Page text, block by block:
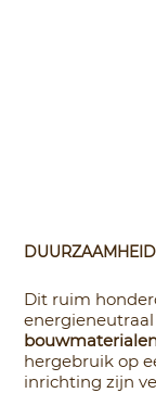
Dit ruim
hergebruik op
inrichting zijn
DUURZAAMHEID